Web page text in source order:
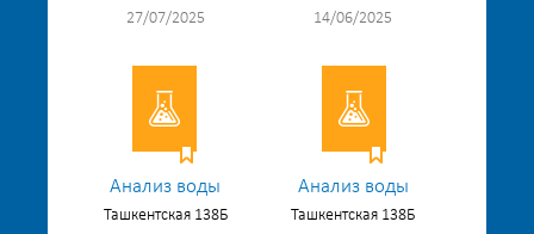
27/07/2025
14/06/2025
Анализ воды
Ташкентская 138Б
Анализ воды
Ташкентская 138Б